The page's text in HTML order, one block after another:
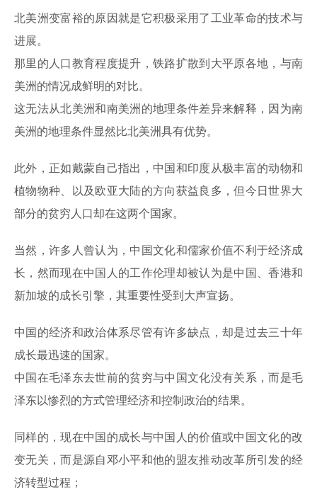
北美洲变富裕的原因就是它积极采用了工业革命的技术与
进展。
那里的人口教育程度提升，铁路扩散到大平原各地，与南
美洲的情况成鲜明的对比。
这无法从北美洲和南美洲的地理条件差异来解释，因为南
美洲的地理条件显然比北美洲具有优势。
此外，正如戴蒙自己指出，中国和印度从极丰富的动物和
植物物种、以及欧亚大陆的方向获益良多，但今日世界大
部分的贫穷人口却在这两个国家。
当然，许多人曾认为，中国文化和儒家价值不利于经济成
长，然而现在中国人的工作伦理却被认为是中国、香港和
新加坡的成长引擎，其重要性受到大声宣扬。
中国的经济和政治体系尽管有许多缺点，却是过去三十年
成长最迅速的国家。
中国在毛泽东去世前的贫穷与中国文化没有关系，而是毛
泽东以惨烈的方式管理经济和控制政治的结果。
同样的，现在中国的成长与中国人的价值或中国文化的改
变无关，而是源自邓小平和他的盟友推动改革所引发的经
济转型过程；